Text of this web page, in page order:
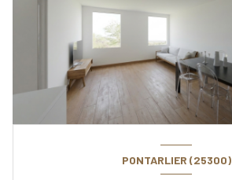
PONTARLIER (25300)